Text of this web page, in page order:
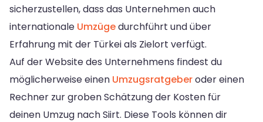
sicherzustellen, dass das Unternehmen auch
internationale Umzügedurchführt und über
Erfahrung mit der Türkei als Zielort verfügt.
Auf der Website des Unternehmens findest du
möglicherweise einen Umzugsratgeberoder einen
Rechner zur groben Schätzung der Kosten für
deinen Umzug nach Siirt. Diese Tools können dir